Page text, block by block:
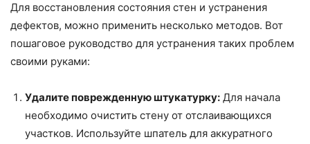
Для восстановления состояния стен и устранения
дефектов, можно применить несколько методов. Вот
пошаговое руководство для устранения таких проблем
своими руками:
Удалите поврежденную штукатурку: Для начала
необходимо очистить стену от отслаивающихся
участков. Используйте шпатель для аккуратного